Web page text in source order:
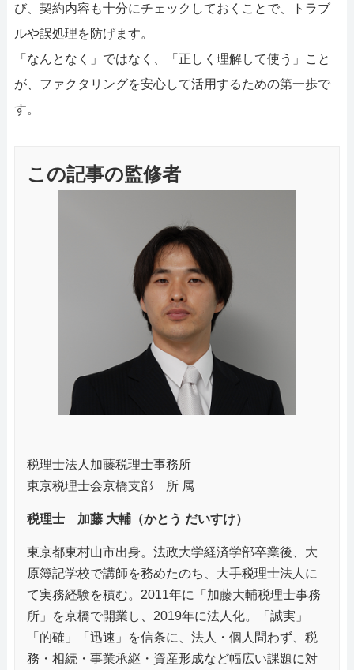
び、契約内容も十分にチェックしておくことで、トラブ
ルや誤処理を防げます。
「なんとなく」ではなく、「正しく理解して使う」こと
が、ファクタリングを安心して活用するための第一歩で
す。
この記事の監修者
税理士法人加藤税理士事務所
東京税理士会京橋支部 所 属
税理士 加藤 大輔（かとう だいすけ）
東京都東村山市出身。法政大学経済学部卒業後、大
原簿記学校で講師を務めたのち、大手税理士法人に
て実務経験を積む。2011年に「加藤大輔税理士事務
所」を京橋で開業し、2019年に法人化。「誠実」
「的確」「迅速」を信条に、法人・個人問わず、税
務・相続・事業承継・資産形成など幅広い課題に対